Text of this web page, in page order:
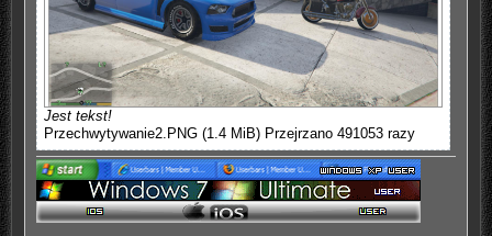
Jest tekst!
Przechwytywanie2.PNG (1.4 MiB) Przejrzano 491053 razy